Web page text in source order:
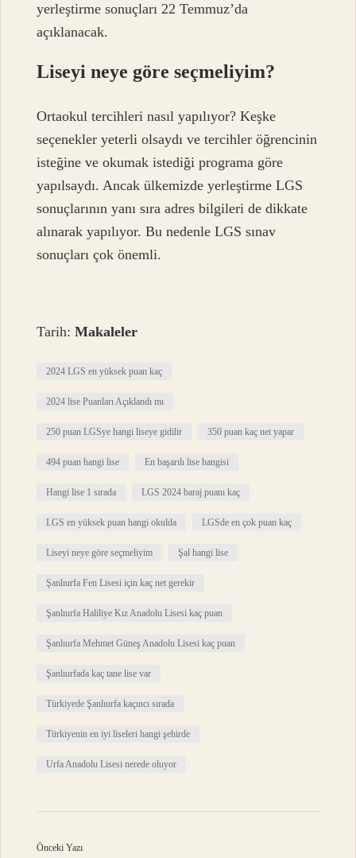
yerleştirme sonuçları 22 Temmuz’da
açıklanacak.
Liseyi neye göre seçmeliyim?
Ortaokul tercihleri ​​nasıl yapılıyor? Keşke
seçenekler yeterli olsaydı ve tercihler öğrencinin
isteğine ve okumak istediği programa göre
yapılsaydı. Ancak ülkemizde yerleştirme LGS
sonuçlarının yanı sıra adres bilgileri de dikkate
alınarak yapılıyor. Bu nedenle LGS sınav
sonuçları çok önemli.
Tarih:Makaleler
2024 LGS en yüksek puan kaç
2024 lise Puanları Açıklandı mı
250 puan LGSye hangi liseye gidilir 350 puan kaç net yapar
494 puan hangi lise En başarılı lise hangisi
Hangi lise 1 sırada LGS 2024 baraj puanı kaç
LGS en yüksek puan hangi okulda LGSde en çok puan kaç
Liseyi neye göre seçmeliyim Şal hangi lise
Şanlıurfa Fen Lisesi için kaç net gerekir
Şanlıurfa Haliliye Kız Anadolu Lisesi kaç puan
Şanlıurfa Mehmet Güneş Anadolu Lisesi kaç puan
Şanlıurfada kaç tane lise var
Türkiyede Şanlıurfa kaçıncı sırada
Türkiyenin en iyi liseleri hangi şehirde
Urfa Anadolu Lisesi nerede oluyor
Önceki Yazı